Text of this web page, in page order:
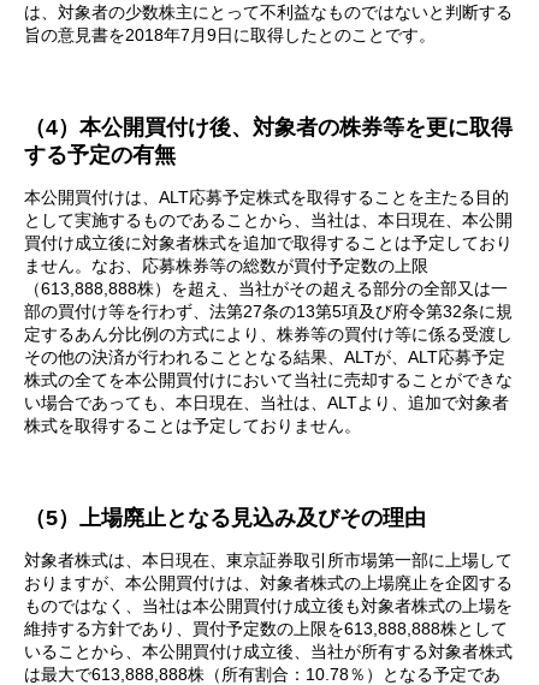
は、対象者の少数株主にとって不利益なものではないと判断する
旨の意見書を2018年7月9日に取得したとのことです。
（4）本公開買付け後、対象者の株券等を更に取得
する予定の有無
本公開買付けは、ALT応募予定株式を取得することを主たる目的
として実施するものであることから、当社は、本日現在、本公開
買付け成立後に対象者株式を追加で取得することは予定しており
ません。なお、応募株券等の総数が買付予定数の上限
（613,888,888株）を超え、当社がその超える部分の全部又は一
部の買付け等を行わず、法第27条の13第5項及び府令第32条に規
定するあん分比例の方式により、株券等の買付け等に係る受渡し
その他の決済が行われることとなる結果、ALTが、ALT応募予定
株式の全てを本公開買付けにおいて当社に売却することができな
い場合であっても、本日現在、当社は、ALTより、追加で対象者
株式を取得することは予定しておりません。
（5）上場廃止となる見込み及びその理由
対象者株式は、本日現在、東京証券取引所市場第一部に上場して
おりますが、本公開買付けは、対象者株式の上場廃止を企図する
ものではなく、当社は本公開買付け成立後も対象者株式の上場を
維持する方針であり、買付予定数の上限を613,888,888株として
いることから、本公開買付け成立後、当社が所有する対象者株式
は最大で613,888,888株（所有割合：10.78％）となる予定であ